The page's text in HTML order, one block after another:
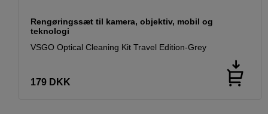
Rengøringssæt til kamera, objektiv, mobil og
teknologi
VSGO Optical Cleaning Kit Travel Edition-Grey
179 DKK